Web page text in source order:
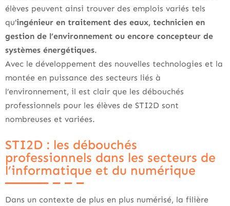
élèves peuvent ainsi trouver des emplois variés tels
qu’ingénieur en traitement des eaux, technicien en
gestion de l’environnement ou encore concepteur de
systèmes énergétiques.
Avec le développement des nouvelles technologies et la
montée en puissance des secteurs liés à
l’environnement, il est clair que les débouchés
professionnels pour les élèves de STI2D sont
nombreuses et variées.
STI2D : les débouchés
professionnels dans les secteurs de
l’informatique et du numérique
Dans un contexte de plus en plus numérisé, la filière